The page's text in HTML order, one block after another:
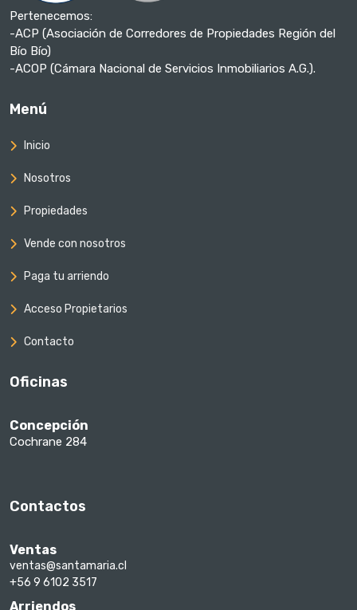
Pertenecemos:
-ACP (Asociación de Corredores de Propiedades Región del
Bío Bío)
-ACOP (Cámara Nacional de Servicios Inmobiliarios A.G.).
Menú
Inicio
Nosotros
Propiedades
Vende con nosotros
Paga tu arriendo
Acceso Propietarios
Contacto
Oficinas
Concepción
Cochrane 284
Contactos
Ventas
ventas@santamaria.cl
+56 9 6102 3517
Arriendos